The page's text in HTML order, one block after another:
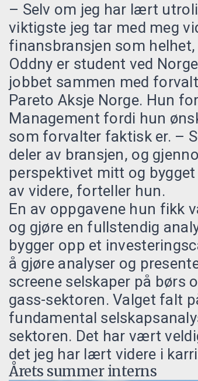
– Selv om jeg har lært
viktigste jeg tar med meg
finansbransjen som
Oddny er student ved
jobbet sammen med
Pareto Aksje Norge. Hun
Management fordi hun
som forvalter faktisk er. –
deler av bransjen, og
perspektivet mitt og
av videre, forteller hun.
En av oppgavene hun fikk
og gjøre en fullstendig
bygger opp et
å gjøre analyser og
screene selskaper på børs
gass-sektoren. Valget falt
fundamental
sektoren. Det har vært
det jeg har lært videre i
Årets summer interns